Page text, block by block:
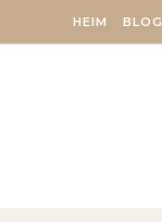
HEIM BLOG